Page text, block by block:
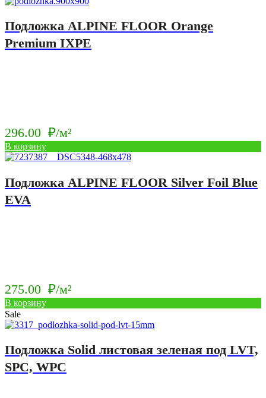
Подложка ALPINE FLOOR Orange
Premium IXPE
296.00 ₽/м²
В корзину
Подложка ALPINE FLOOR Silver Foil Blue
EVA
275.00 ₽/м²
В корзину
Sale
Подложка Solid листовая зеленая под LVT,
SPC, WPC